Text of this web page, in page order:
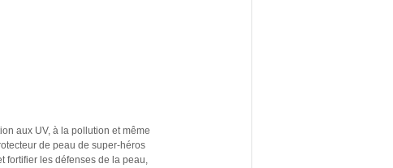
aux UV, à la pollution et même
de peau de super-héros
fortifier les défenses de la peau,